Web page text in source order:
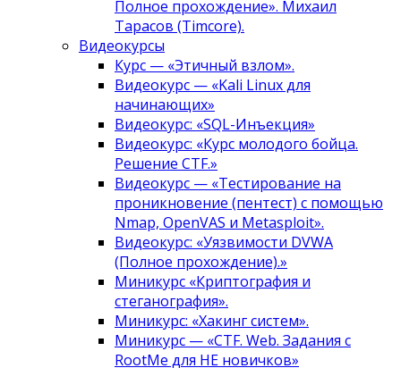
Полное прохождение». Михаил
Тарасов (Timcore).
Видеокурсы
Курс — «Этичный взлом».
Видеокурс — «Kali Linux для
начинающих»
Видеокурс: «SQL-Инъекция»
Видеокурс: «Курс молодого бойца.
Решение CTF.»
Видеокурс — «Тестирование на
проникновение (пентест) с помощью
Nmap, OpenVAS и Metasploit».
Видеокурс: «Уязвимости DVWA
(Полное прохождение).»
Миникурс «Криптография и
стеганография».
Миникурс: «Хакинг систем».
Миникурс — «CTF. Web. Задания с
RootMe для НЕ новичков»